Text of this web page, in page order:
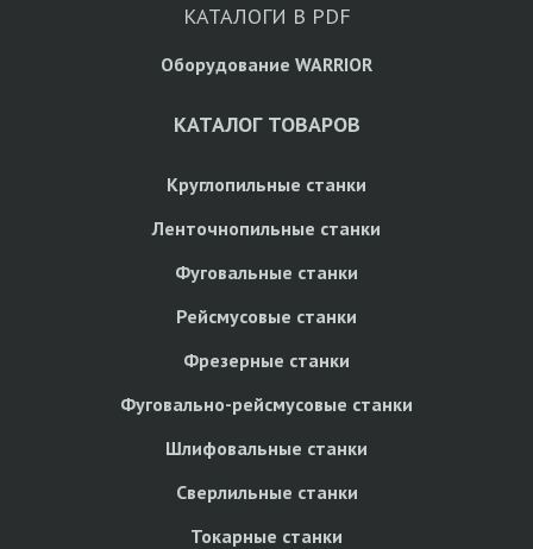
КАТАЛОГИ В PDF
Оборудование WARRIOR
КАТАЛОГ ТОВАРОВ
Круглопильные станки
Ленточнопильные станки
Фуговальные станки
Рейсмусовые станки
Фрезерные станки
Фуговально-рейсмусовые станки
Шлифовальные станки
Сверлильные станки
Токарные станки